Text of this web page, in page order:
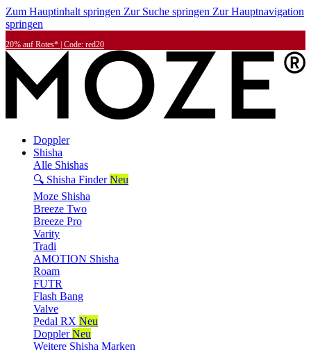
Zum Hauptinhalt springen Zur Suche springen Zur Hauptnavigation
springen
20% auf Rotes* | Code: red20
Doppler
Shisha
Alle Shishas
🔍 Shisha Finder Neu
Moze Shisha
Breeze Two
Breeze Pro
Varity
Tradi
AMOTION Shisha
Roam
FUTR
Flash Bang
Valve
Pedal RX Neu
Doppler Neu
Weitere Shisha Marken